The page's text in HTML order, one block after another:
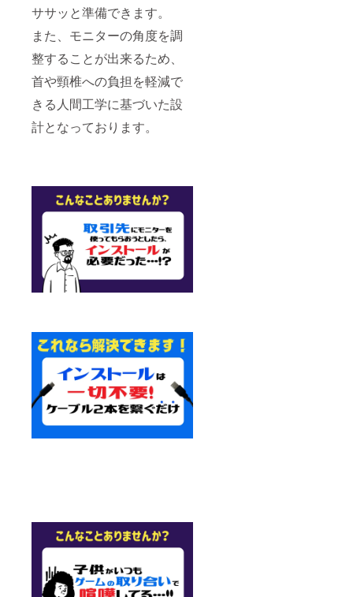
ササッと準備できます。
また、モニターの角度を調
整することが出来るため、
首や頸椎への負担を軽減で
きる人間工学に基づいた設
計となっております。